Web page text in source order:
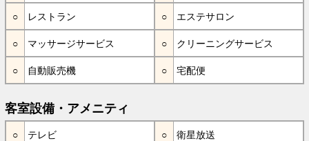
レストラン エステサロン
マッサージサービス クリーニングサービス
自動販売機 宅配便
客室設備・アメニティ
テレビ 衛星放送